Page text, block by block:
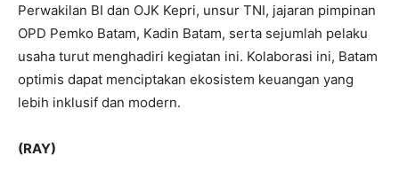
Perwakilan BI dan OJK Kepri, unsur TNI, jajaran pimpinan
OPD Pemko Batam, Kadin Batam, serta sejumlah pelaku
usaha turut menghadiri kegiatan ini. Kolaborasi ini, Batam
optimis dapat menciptakan ekosistem keuangan yang
lebih inklusif dan modern.
(RAY)